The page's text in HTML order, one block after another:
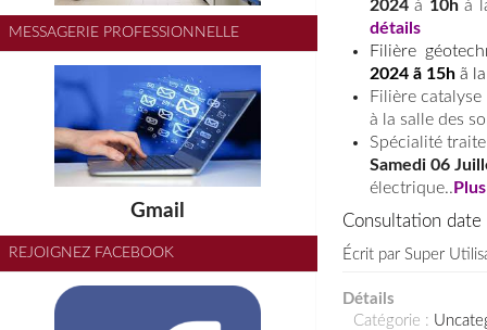
MESSAGERIE PROFESSIONNELLE
Gmail
REJOIGNEZ FACEBOOK
2024 à 10hà
détails
Filière
2024 ã 15h ã
Filière
à la salle des
Spécialité
Samedi 06
électrique..
Consultation
Écrit par Super
Détails
Catégorie :